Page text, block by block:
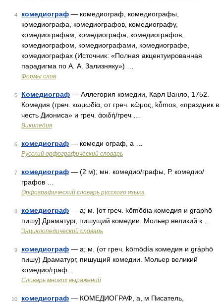
4 комедиограф — комедиограф, комедиографы,
комедиографа, комедиографов, комедиографу,
комедиографам, комедиографа, комедиографов,
комедиографом, комедиографами, комедиографе,
комедиографах (Источник: «Полная акцентуированная
парадигма по А. А. Зализняку») …
Формы слов
5 Комедиограф — Аллегория комедии, Карл Ванло, 1752.
Комедия (греч. κωμωδία, от греч. κῶμος, kỗmos, «праздник в
честь Диониса» и греч. ἀοιδή/греч …
Википедия
6 комедиограф — комеди ограф, а …
Русский орфографический словарь
7 комедиограф — (2 м); мн. комедио/графы, Р. комедио/
графов …
Орфографический словарь русского языка
8 комедиограф — а; м. [от греч. kōmōdia комедия и graphō
пишу] Драматург, пишущий комедии. Мольер великий к …
Энциклопедический словарь
9 комедиограф — а; м. (от греч. kōmōdía комедия и gráphō
пишу) Драматург, пишущий комедии. Мольер великий
комедио/граф …
Словарь многих выражений
10 комедиограф — КОМЕДИОГРАФ, а, м Писатель,